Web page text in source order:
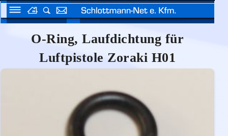
O-Ring, Laufdichtung für
Luftpistole Zoraki H01